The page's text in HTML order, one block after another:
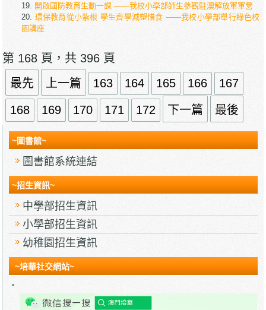
開啟國防教育生動一課 ——我校小學部師生參觀駐澳解放軍軍營
環保教育從小紮根 學生齊學減塑惜食 ——我校小學部舉行綠色校
園講座
第 168 頁，共 396 頁
最先
上一篇 163 164 165 166 167
168 169 170 171 172 下一篇 最後
~圖書館~
圖書館系統連結
~招生資訊~
中學部招生資訊
小學部招生資訊
幼稚園招生資訊
~培華社交網站~